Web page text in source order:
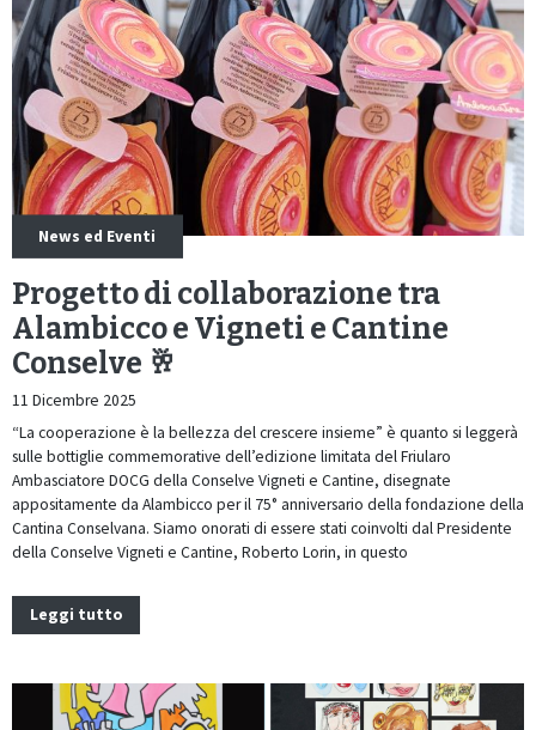
News ed Eventi
Progetto di collaborazione tra
Alambicco e Vigneti e Cantine
Conselve 🥂
11 Dicembre 2025
“La cooperazione è la bellezza del crescere insieme” è quanto si leggerà
sulle bottiglie commemorative dell’edizione limitata del Friularo
Ambasciatore DOCG della Conselve Vigneti e Cantine, disegnate
appositamente da Alambicco per il 75° anniversario della fondazione della
Cantina Conselvana. Siamo onorati di essere stati coinvolti dal Presidente
della Conselve Vigneti e Cantine, Roberto Lorin, in questo
Leggi tutto